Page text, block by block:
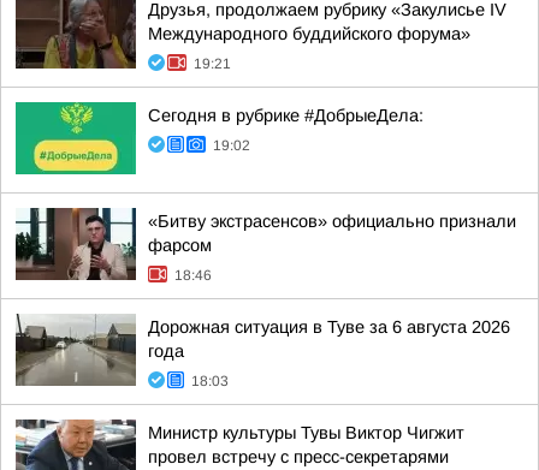
Друзья, продолжаем рубрику «Закулисье IV
Международного буддийского форума»
19:21
Сегодня в рубрике #ДобрыеДела:
19:02
«Битву экстрасенсов» официально признали
фарсом
18:46
Дорожная ситуация в Туве за 6 августа 2026
года
18:03
Министр культуры Тувы Виктор Чигжит
провел встречу с пресс-секретарями